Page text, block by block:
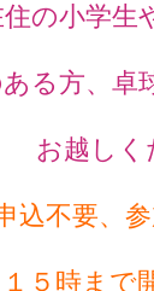
の小学生
る方、卓
お越しく
込不要、参
５時まで